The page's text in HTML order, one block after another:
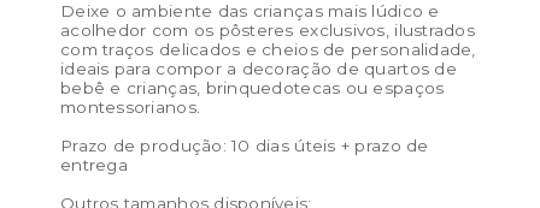
Deixe o ambiente das crianças mais lúdico e
acolhedor com os pôsteres exclusivos, ilustrados
com traços delicados e cheios de personalidade,
ideais para compor a decoração de quartos de
bebê e crianças, brinquedotecas ou espaços
montessorianos.
Prazo de produção: 10 dias úteis + prazo de
entrega
Outros tamanhos disponíveis: